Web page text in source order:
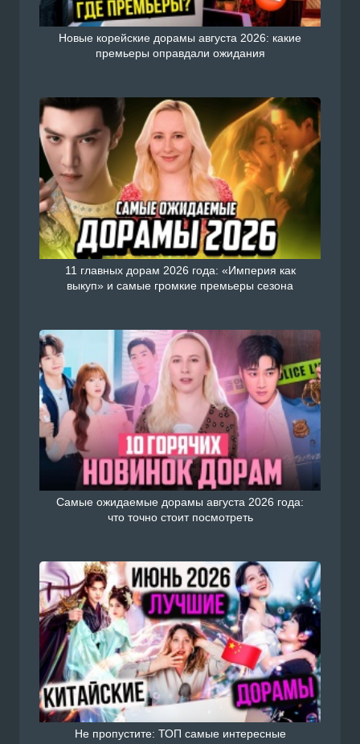
Новые корейские дорамы августа 2026: какие
премьеры оправдали ожидания
11 главных дорам 2026 года: «Империя как
выкуп» и самые громкие премьеры сезона
Самые ожидаемые дорамы августа 2026 года:
что точно стоит посмотреть
Не пропустите: ТОП самые интересные